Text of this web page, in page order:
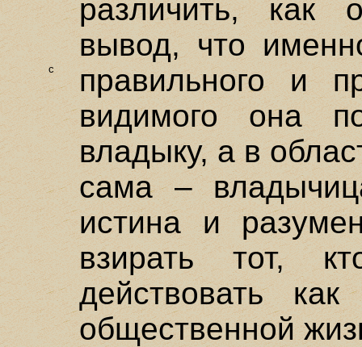
различить, как
вывод, что
правильного и
c
видимого она
владыку, а в
сама –
истина и
взирать тот,
действовать
общественной